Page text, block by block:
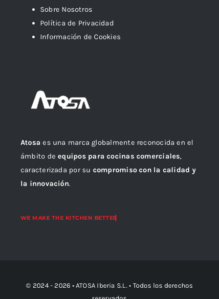
Atosa es una marca globalmente reconocida en el
ámbito deequipos para cocinas comerciales,
caracterizada por su compromiso con la calidad y
la innovación.
Sobre Nosotros
Política de Privacidad
Información de Cookies
© 2024 - 2026 •ATOSA Iberia S.L. • Todos los derechos